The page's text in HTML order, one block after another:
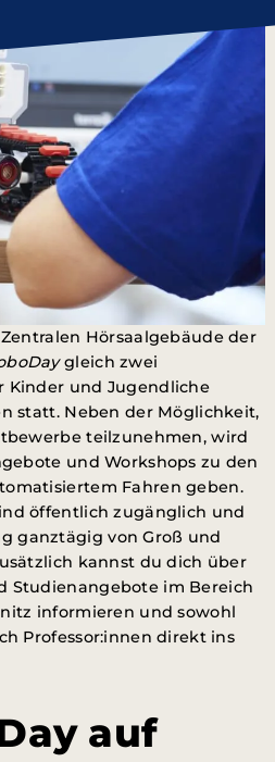
Hörsaalgebäude der
gleich zwei
Kinder und Jugendliche
statt. Neben der Möglichkeit,
teilzunehmen, wird
und Workshops zu den
Fahren geben.
öffentlich zugänglich und
ganztägig von Groß und
kannst du dich über
Studienangebote im Bereich
informieren und sowohl
Professor:innen direkt ins
auf